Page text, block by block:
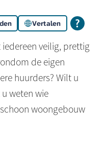
Vertalen
veilig, prettig
de eigen
huurders? Wilt u
weten wie
woongebouw